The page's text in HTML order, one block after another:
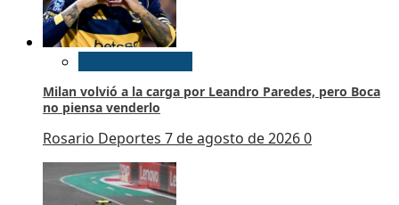
Milan volvió a la carga por Leandro Paredes, pero Boca
no piensa venderlo
Rosario Deportes 7 de agosto de 20260